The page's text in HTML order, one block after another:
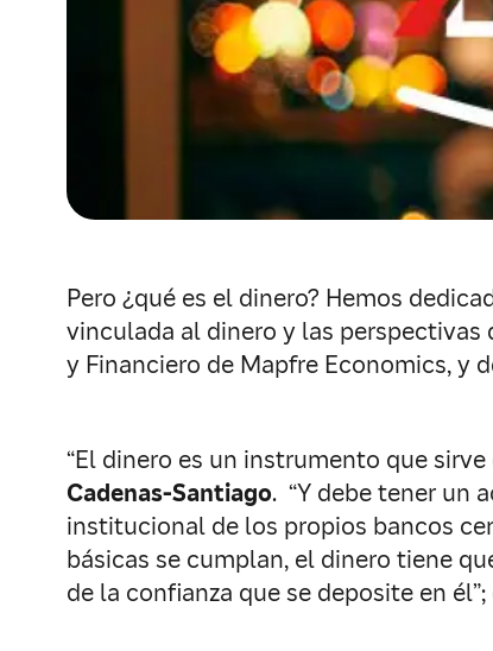
Pero ¿qué es el dinero? Hemos
vinculada al dinero y las
y Financiero de Mapfre Economics, y
“El dinero es un instrumento que
Cadenas-Santiago. “Y debe tener un
institucional de los propios bancos
básicas se cumplan, el dinero tiene
de la confianza que se deposite en